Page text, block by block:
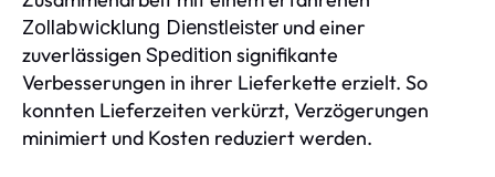
Zollabwicklung Dienstleister und einer
zuverlässigen Spedition signifikante
Verbesserungen in ihrer Lieferkette erzielt. So
konnten Lieferzeiten verkürzt, Verzögerungen
minimiert und Kosten reduziert werden.